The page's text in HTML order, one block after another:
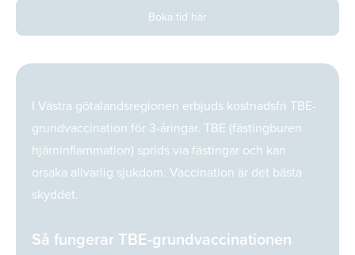
Boka tid här
I Västra götalandsregionen erbjuds kostnadsfri TBE-
grundvaccination för 3-åringar. TBE (fästingburen
hjärninflammation) sprids via fästingar och kan
orsaka allvarlig sjukdom. Vaccination är det bästa
skyddet.
Så fungerar TBE-grundvaccinationen